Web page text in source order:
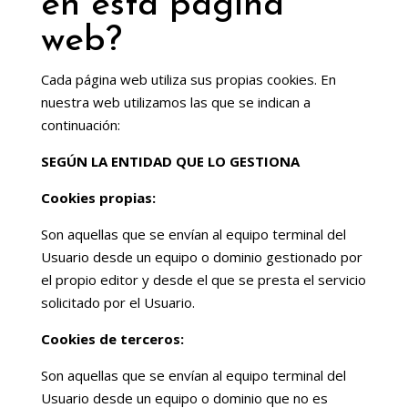
web?
Cada página web utiliza sus propias cookies. En
nuestra web utilizamos las que se indican a
continuación:
SEGÚN LA ENTIDAD QUE LO GESTIONA
Cookies propias:
Son aquellas que se envían al equipo terminal del
Usuario desde un equipo o dominio gestionado por
el propio editor y desde el que se presta el servicio
solicitado por el Usuario.
Cookies de terceros:
Son aquellas que se envían al equipo terminal del
Usuario desde un equipo o dominio que no es